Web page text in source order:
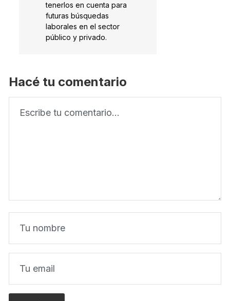
tenerlos en cuenta para
futuras búsquedas
laborales en el sector
público y privado.
Hacé tu comentario